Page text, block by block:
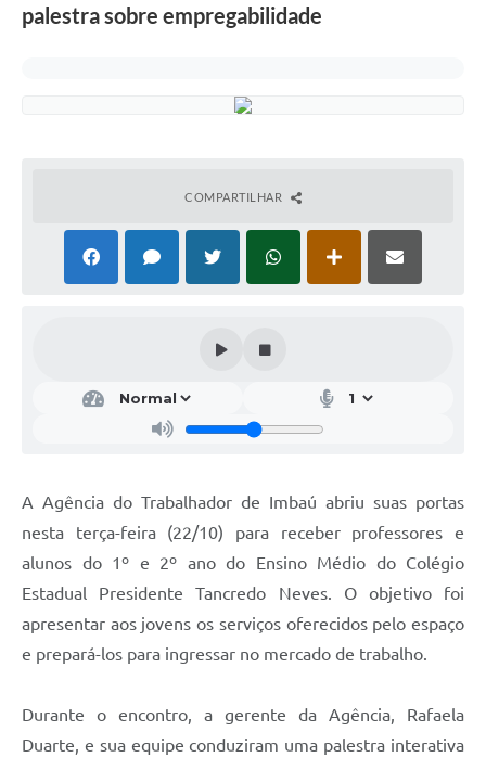
palestra sobre empregabilidade
COMPARTILHAR
A Agência do Trabalhador de Imbaú abriu suas portas
nesta terça-feira (22/10) para receber professores e
alunos do 1º e 2º ano do Ensino Médio do Colégio
Estadual Presidente Tancredo Neves. O objetivo foi
apresentar aos jovens os serviços oferecidos pelo espaço
e prepará-los para ingressar no mercado de trabalho.
Durante o encontro, a gerente da Agência, Rafaela
Duarte, e sua equipe conduziram uma palestra interativa